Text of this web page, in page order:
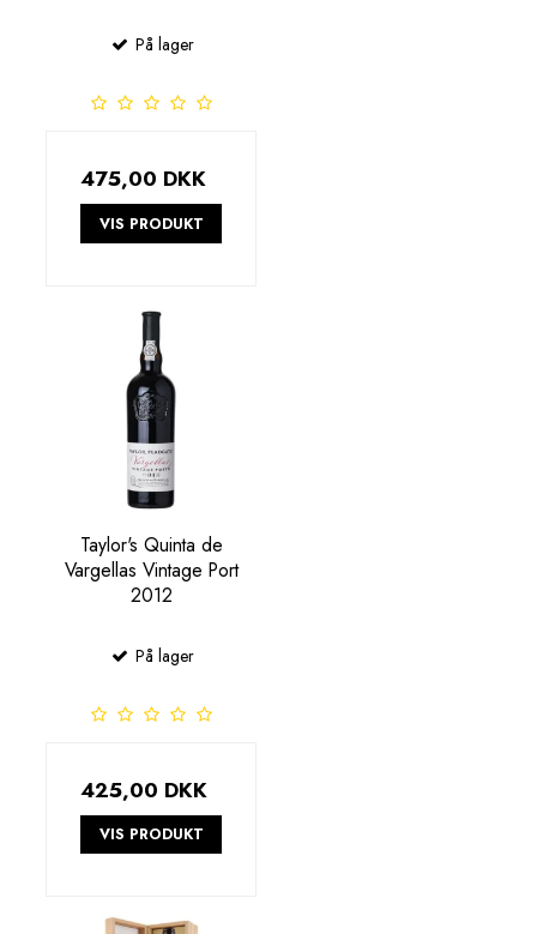
På lager
475,00 DKK
VIS PRODUKT
Taylor's Quinta de
Vargellas Vintage Port
2012
På lager
425,00 DKK
VIS PRODUKT